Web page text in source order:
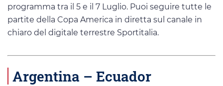
programma tra il 5 e il 7 Luglio. Puoi seguire tutte le
partite della Copa America in diretta sul canale in
chiaro del digitale terrestre Sportitalia.
Argentina – Ecuador